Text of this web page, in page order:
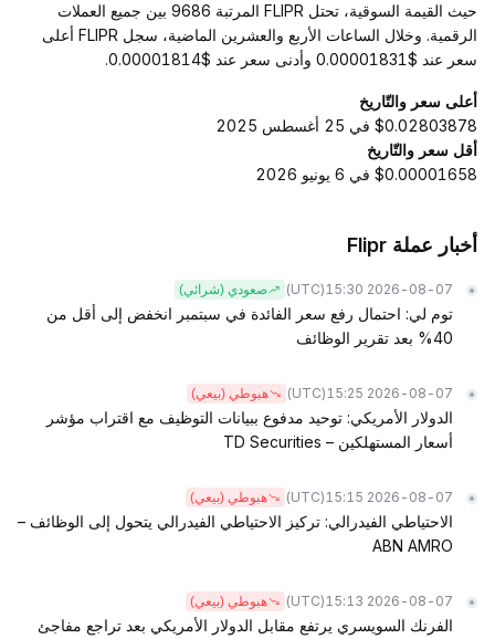
حيث القيمة السوقية، تحتل FLIPR المرتبة 9686 بين جميع العملات
الرقمية. وخلال الساعات الأربع والعشرين الماضية، سجل FLIPR أعلى
سعر عند $0.00001831 وأدنى سعر عند $0.00001814.
أعلى سعر والتّاريخ
$0.02803878 في 25 أغسطس 2025
أقل سعر والتّاريخ
$0.00001658 في 6 يونيو 2026
أخبار عملة Flipr
2026-08-07 15:30
(UTC) صعودي (شرائي)
توم لي: احتمال رفع سعر الفائدة في سبتمبر انخفض إلى أقل من
40% بعد تقرير الوظائف
2026-08-07 15:25
(UTC) هبوطي (بيعي)
الدولار الأمريكي: توحيد مدفوع ببيانات التوظيف مع اقتراب مؤشر
أسعار المستهلكين – TD Securities
2026-08-07 15:15
(UTC) هبوطي (بيعي)
الاحتياطي الفيدرالي: تركيز الاحتياطي الفيدرالي يتحول إلى الوظائف –
ABN AMRO
2026-08-07 15:13
(UTC) هبوطي (بيعي)
الفرنك السويسري يرتفع مقابل الدولار الأمريكي بعد تراجع مفاجئ